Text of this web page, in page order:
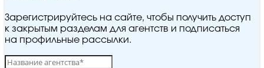
Зарегистрируйтесь на сайте, чтобы получить доступ
к закрытым разделам для агентств и подписаться
на профильные рассылки.